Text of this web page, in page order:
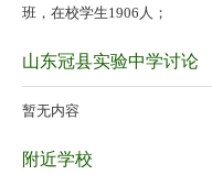
班，在校学生1906人；
山东冠县实验中学讨论
暂无内容
附近学校